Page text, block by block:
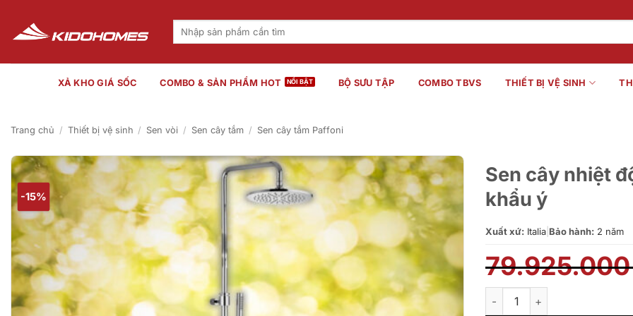
nội
dung
Tìm
XẢ KHO GIÁ SỐC COMBO & SẢN PHẨM HOT BỘ SƯU TẬP COMBO TBVS THIẾT BỊ VỆ SINH
Trang chủ / Thiết bị vệ sinh / Sen vòi / Sen cây tắm / Sen cây tắm Paffoni
-15%
Sen cây nhiệt
khẩu ý
Xuất xứ: Italia Bảo hành: 2 năm
Sen cây nhiệt độ Paffoni